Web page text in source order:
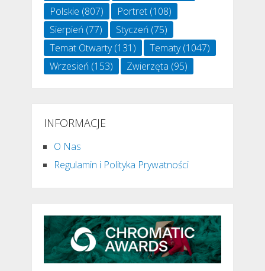
Polskie (807) Portret(108)
Sierpień(77) Styczeń(75)
Temat Otwarty(131) Tematy(1047)
Wrzesień(153) Zwierzęta (95)
INFORMACJE
O Nas
Regulamin i Polityka Prywatności